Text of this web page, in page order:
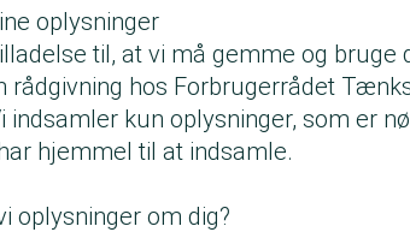
oplysninger
til, at vi må gemme og bruge
rådgivning hos Forbrugerrådet
indsamler kun oplysninger, som er
hjemmel til at indsamle.
oplysninger om dig?